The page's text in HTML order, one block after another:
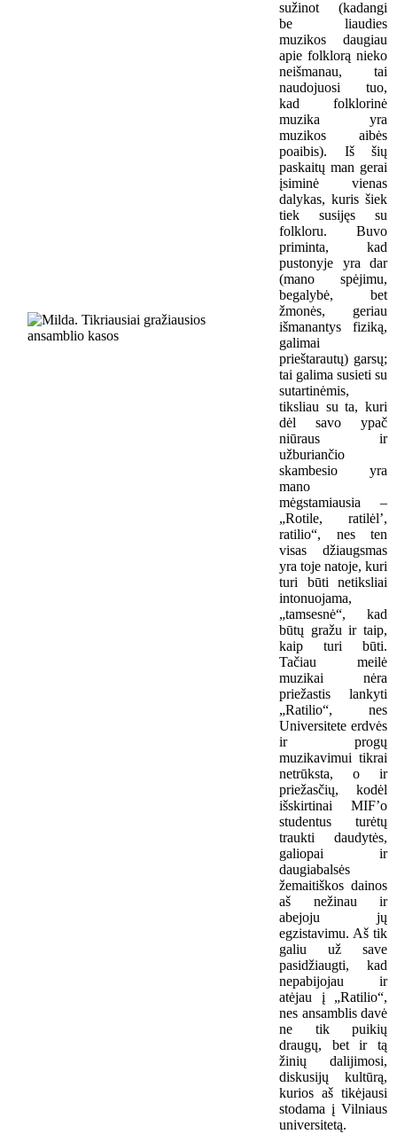
sužinot (kadangi
be liaudies
muzikos daugiau
apie folklorą nieko
neišmanau, tai
naudojuosi tuo,
kad folklorinė
muzika yra
muzikos aibės
poaibis). Iš šių
paskaitų man gerai
įsiminė vienas
dalykas, kuris šiek
tiek susijęs su
folkloru. Buvo
priminta, kad
pustonyje yra dar
(mano spėjimu,
begalybė, bet
žmonės, geriau
išmanantys fiziką,
galimai
prieštarautų) garsų;
tai galima susieti su
sutartinėmis,
tiksliau su ta, kuri
dėl savo ypač
niūraus ir
užburiančio
skambesio yra
mano
mėgstamiausia –
„Rotile, ratilėl’,
ratilio“, nes ten
visas džiaugsmas
yra toje natoje, kuri
turi būti netiksliai
intonuojama,
„tamsesnė“, kad
būtų gražu ir taip,
kaip turi būti.
Tačiau meilė
muzikai nėra
priežastis lankyti
„Ratilio“, nes
Universitete erdvės
ir progų
muzikavimui tikrai
netrūksta, o ir
priežasčių, kodėl
išskirtinai MIF’o
studentus turėtų
traukti daudytės,
galiopai ir
daugiabalsės
žemaitiškos dainos
aš nežinau ir
abejoju jų
egzistavimu. Aš tik
galiu už save
pasidžiaugti, kad
nepabijojau ir
atėjau į „Ratilio“,
nes ansamblis davė
ne tik puikių
draugų, bet ir tą
žinių dalijimosi,
diskusijų kultūrą,
kurios aš tikėjausi
stodama į Vilniaus
universitetą.